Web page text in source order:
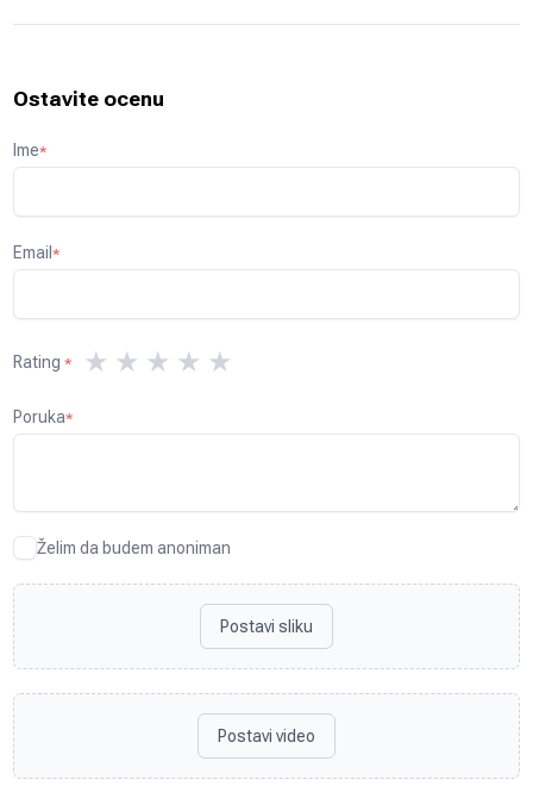
Ostavite ocenu
Ime*
Email*
Rating * ★ ★ ★ ★ ★
Poruka*
Želim da budem anoniman
Postavi sliku
Postavi video